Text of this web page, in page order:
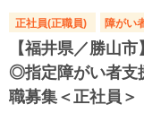
正社員(正職員) 障がい
【福井県／勝山
◎指定障がい者支
職募集＜正社員＞